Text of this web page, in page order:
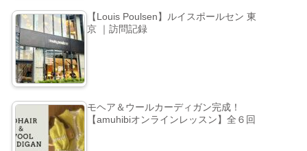
【Louis Poulsen】ルイスポールセン 東
京 ｜訪問記録
モヘア＆ウールカーディガン完成！
【amuhibiオンラインレッスン】全６回